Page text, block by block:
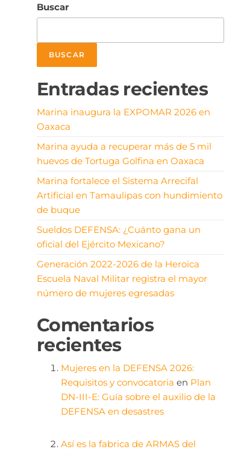
Buscar
BUSCAR
Entradas recientes
Marina inaugura la EXPOMAR 2026 en
Oaxaca
Marina ayuda a recuperar más de 5 mil
huevos de Tortuga Golfina en Oaxaca
Marina fortalece el Sistema Arrecifal
Artificial en Tamaulipas con hundimiento
de buque
Sueldos DEFENSA: ¿Cuánto gana un
oficial del Ejército Mexicano?
Generación 2022-2026 de la Heroica
Escuela Naval Militar registra el mayor
número de mujeres egresadas
Comentarios
recientes
Mujeres en la DEFENSA 2026:
Requisitos y convocatoria en Plan
DN-III-E: Guía sobre el auxilio de la
DEFENSA en desastres
Así es la fabrica de ARMAS del